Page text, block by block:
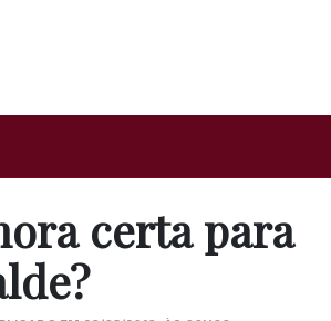
certa para